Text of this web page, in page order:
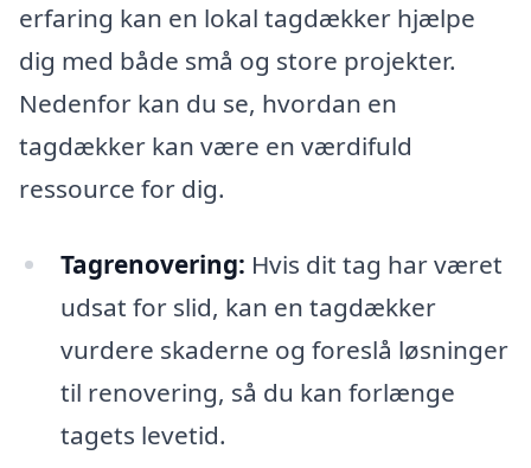
erfaring kan en lokal tagdækker hjælpe
dig med både små og store projekter.
Nedenfor kan du se, hvordan en
tagdækker kan være en værdifuld
ressource for dig.
Tagrenovering: Hvis dit tag har været
udsat for slid, kan en tagdækker
vurdere skaderne og foreslå løsninger
til renovering, så du kan forlænge
tagets levetid.